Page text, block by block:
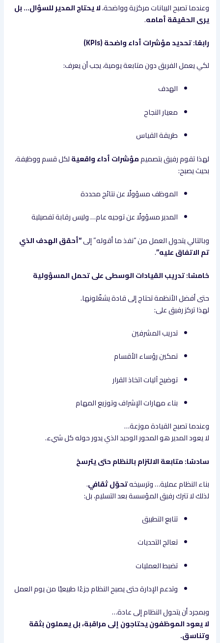
وعندما تصبح البيانات مركزية وواضحة،لا يحتاج المدير للسؤال… بل
يرى الحقيقة أمامه.
رابعًا: تحديد مؤشرات أداء واضحة (KPIs)
لكي يعمل الفريق دون متابعة يومية، يجب أن يعرف:
الهدف
معيار النجاح
طريقة القياس
لهذا تقوم رفيق بتصميممؤشرات أداء واقعيةلكل قسم ووظيفة،
بحيث يصبح:
الموظف مسؤولًا عن نتائج محددة
المدير مسؤولًا عن توجيه عام… وليس رقابة تفصيلية
وبالتالي يتحول العمل من “نفذ ما أقوله” إلى“أحقق الهدف الذي
تم الاتفاق عليه”.
خامسًا: تدريب القيادات الوسطى على تحمل المسؤولية
حتى أفضل الأنظمة تحتاج إلى قادة يشغّلونها.
لهذا تركز رفيق على:
تدريب المشرفين
تمكين رؤساء الأقسام
توضيح آليات اتخاذ القرار
بناء مهارات الإشراف وتوزيع المهام
وعندما تصبح القيادة موزعة…
لا يعود المدير هو المحور الوحيد الذي يدور حوله كل شيء.
سادسًا: متابعة الالتزام بالنظام حتى يترسخ
بناء النظام عملية… وترسيخهتحوّل ثقافي.
لذلك لا تترك رفيق المؤسسة بعد التسليم، بل:
تتابع التطبيق
تعالج التحديات
تضبط العمليات
وتدعم الإدارة حتى يصبح النظام جزءًا طبيعيًا من يوم العمل
وبمجرد أن يتحول النظام إلى عادة…
لا يعود الموظفون يحتاجون إلى مراقبة، بل يعملون بثقة
وتناسق.